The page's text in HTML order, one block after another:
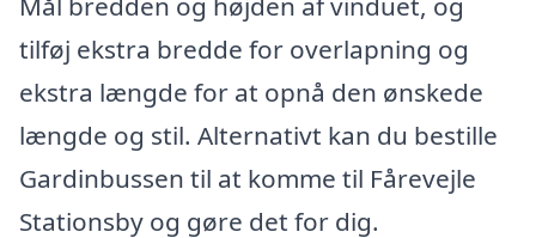
tilføj ekstra bredde for overlapning og
ekstra længde for at opnå den ønskede
længde og stil. Alternativt kan du bestille
Gardinbussen til at komme til Fårevejle
Stationsby og gøre det for dig.